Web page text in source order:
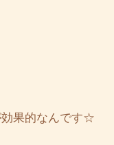
効果的なんです☆